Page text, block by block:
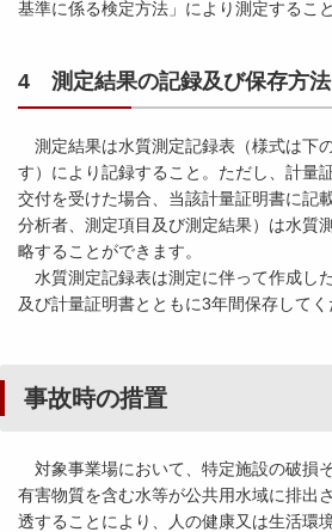
基準に係る検定方法」により測定すること
4 測定結果の記録及び保存方法
測定結果は水質測定記録表（様式は下
す）により記録すること。ただし、計量
交付を受けた場合、当該計量証明書に記
分析者、測定項目及び測定結果）は水質
略することができます。
水質測定記録表は測定に伴って作成し
及び計量証明書とともに3年間保存してく
事故時の措置
対象事業場において、特定施設の破損
有害物質を含む水等が公共用水域に排出
透することにより、人の健康又は生活環